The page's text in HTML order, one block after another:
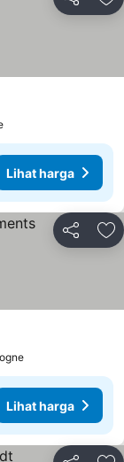
Kongsi
Lihat harga
Kongsi
Lihat harga